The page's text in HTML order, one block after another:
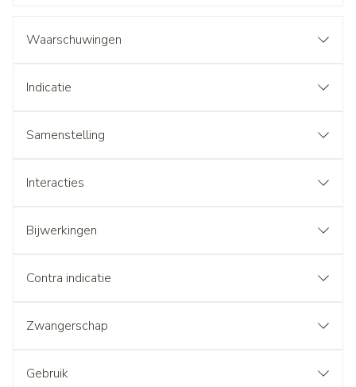
Waarschuwingen
Indicatie
Samenstelling
Interacties
Bijwerkingen
Contra indicatie
Zwangerschap
Gebruik